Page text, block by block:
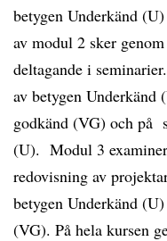
betygen Underkänd
av modul 2 sker
deltagande i
av betygen
godkänd (VG) och på
(U). Modul 3
redovisning av
betygen Underkänd
(VG). På hela kursen